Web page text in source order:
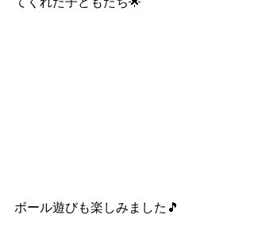
ボール遊びも楽しみました🎵